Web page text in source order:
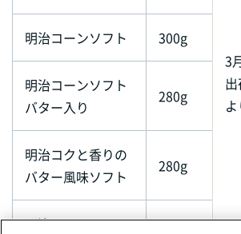
3
よ
明治コーンソフト 300g
明治コーンソフト
バター入り
280g
明治コクと香りの
バター風味ソフト
280g
明治コーンソフト